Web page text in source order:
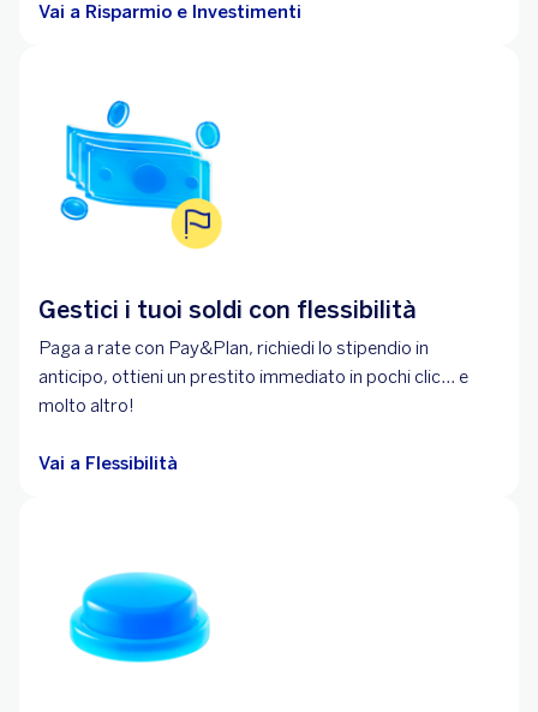
Vai a Risparmio e Investimenti
Gestici i tuoi soldi con flessibilità
Paga a rate con Pay&Plan, richiedi lo stipendio in
anticipo, ottieni un prestito immediato in pochi clic... e
molto altro!
Vai a Flessibilità